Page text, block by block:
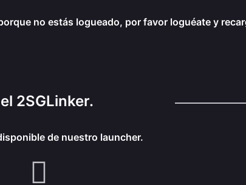
no estás logueado, por favor loguéate y
2SGLinker.
de nuestro launcher.